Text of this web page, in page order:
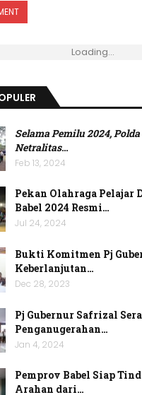
Loading...
Selama Pemilu 2024,
Netralitas…
Feb 13, 2024
Pekan Olahraga Pelajar
Babel 2024 Resmi…
Jul 24, 2024
Bukti Komitmen Pj
Keberlanjutan…
Dec 28, 2023
Pj Gubernur Safrizal
Penganugerahan…
Jan 4, 2024
Pemprov Babel Siap
Arahan dari…